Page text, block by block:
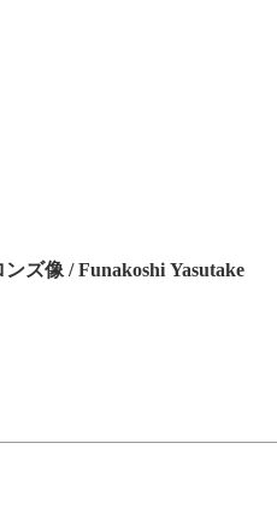
ズ像 / Funakoshi Yasutake